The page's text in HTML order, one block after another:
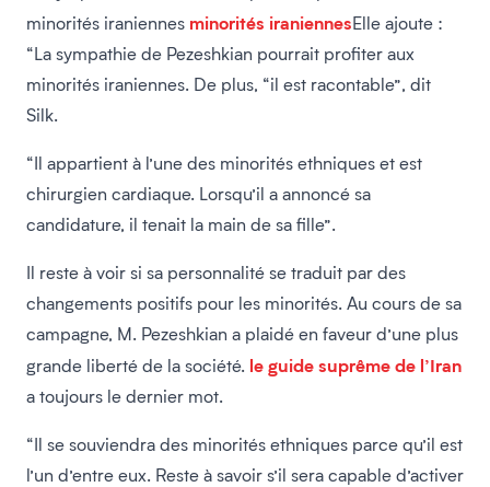
minorités iraniennes minorités iraniennesElle ajoute :
“La sympathie de Pezeshkian pourrait profiter aux
minorités iraniennes. De plus, “il est racontable”, dit
Silk.
“Il appartient à l’une des minorités ethniques et est
chirurgien cardiaque. Lorsqu’il a annoncé sa
candidature, il tenait la main de sa fille”.
Il reste à voir si sa personnalité se traduit par des
changements positifs pour les minorités. Au cours de sa
campagne, M. Pezeshkian a plaidé en faveur d’une plus
grande liberté de la société. le guide suprême de l’Iran
a toujours le dernier mot.
“Il se souviendra des minorités ethniques parce qu’il est
l’un d’entre eux. Reste à savoir s’il sera capable d’activer